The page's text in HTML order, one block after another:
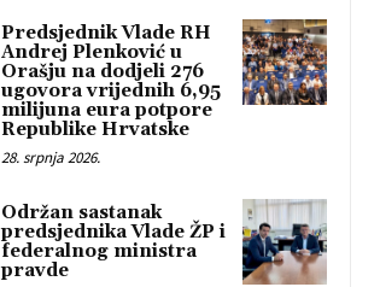
Predsjednik Vlade RH
Andrej Plenković u
Orašju na dodjeli 276
ugovora vrijednih 6,95
milijuna eura potpore
Republike Hrvatske
28. srpnja 2026.
Održan sastanak
predsjednika Vlade ŽP i
federalnog ministra
pravde